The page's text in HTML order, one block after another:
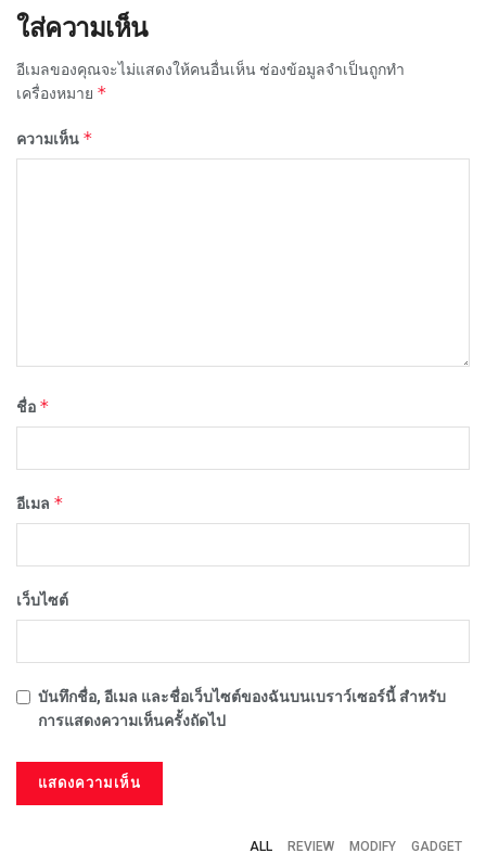
ใส่ความเห็น
อีเมลของคุณจะไม่แสดงให้คนอื่นเห็น ช่องข้อมูลจำเป็นถูกทำ
เครื่องหมาย *
ความเห็น *
ชื่อ *
อีเมล *
เว็บไซต์
บันทึกชื่อ, อีเมล และชื่อเว็บไซต์ของฉันบนเบราว์เซอร์นี้ สำหรับ
การแสดงความเห็นครั้งถัดไป
ALL REVIEW MODIFY GADGET